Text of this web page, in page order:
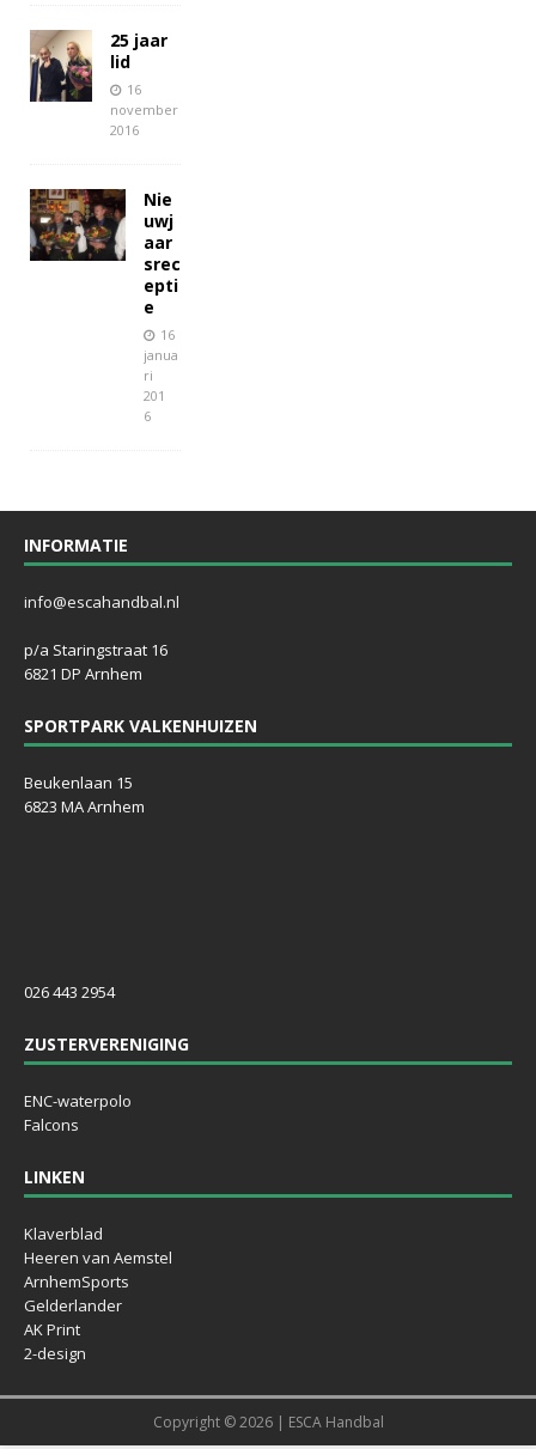
25 jaar
lid
16
november
2016
Nie
uwj
aar
srec
epti
e
16
janua
ri
201
6
INFORMATIE
info@escahandbal.nl
p/a Staringstraat 16
6821 DP Arnhem
SPORTPARK VALKENHUIZEN
Beukenlaan 15
6823 MA Arnhem
026 443 2954
ZUSTERVERENIGING
ENC-waterpolo
Falcons
LINKEN
Klaverblad
Heeren van Aemstel
ArnhemSports
Gelderlander
AK Print
2-design
Copyright © 2026 | ESCA Handbal